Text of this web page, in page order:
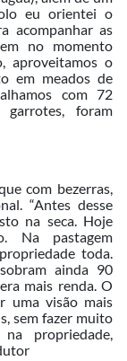
eu orientei o
acompanhar as
no momento
aproveitamos o
em meados de
com 72
foram
com bezerras,
“Antes desse
na seca. Hoje
Na pastagem
toda.
ainda 90
mais renda. O
uma visão mais
sem fazer muito
propriedade,